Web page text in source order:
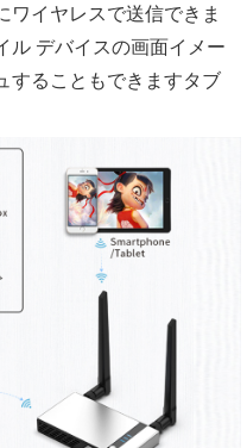
ワイヤレスで送信できま
ル デバイスの画面イメー
することもできますタブ